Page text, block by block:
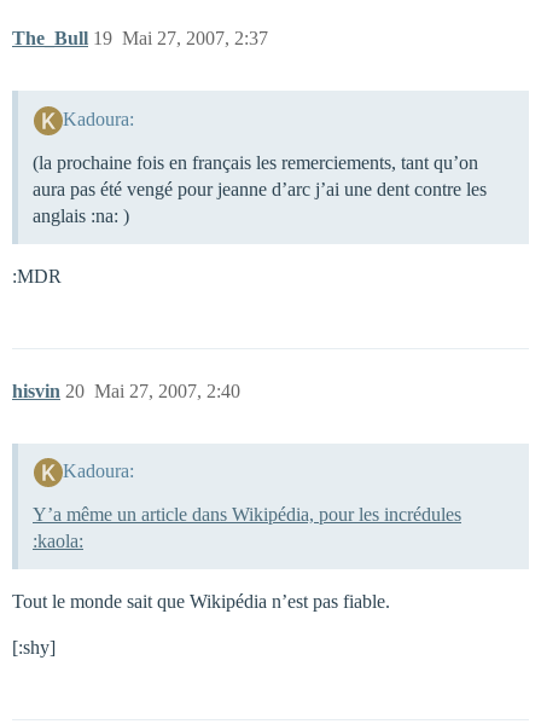
The_Bull Mai 27, 2007, 2:37
19
Kadoura:
(la prochaine fois en français les remerciements, tant qu’on
aura pas été vengé pour jeanne d’arc j’ai une dent contre les
anglais :na: )
:MDR
hisvin Mai 27, 2007, 2:40
20
Kadoura:
Y’a même un article dans Wikipédia, pour les incrédules
:kaola:
Tout le monde sait que Wikipédia n’est pas fiable.
[:shy]